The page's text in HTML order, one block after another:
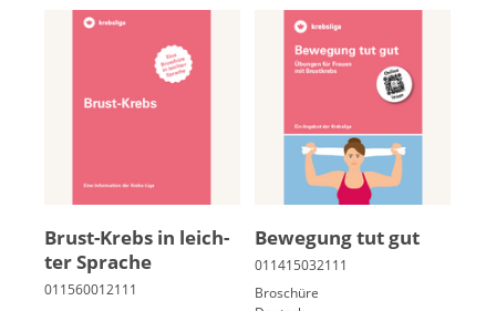
Brust-Krebs in leich­
ter Spra­che
Be­we­gung tut gut
Broschüre